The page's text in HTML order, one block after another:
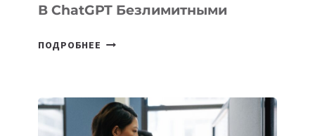
В ChatGPT Безлимитными
ПОДРОБНЕЕ OPENAI
В
CHATGPT